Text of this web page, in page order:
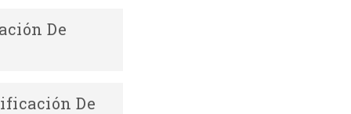
De
Descargar
De